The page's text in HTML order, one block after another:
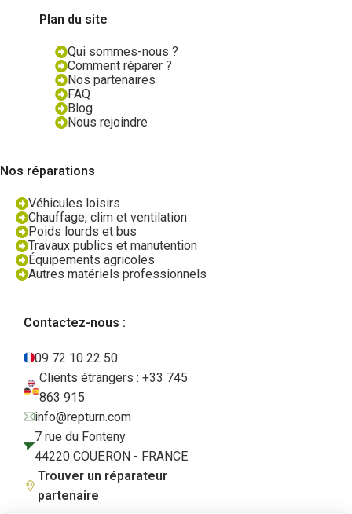
Plan du site
Qui sommes-nous ?
Comment réparer ?
Nos partenaires
FAQ
Blog
Nous rejoindre
Nos réparations
Véhicules loisirs
Chauffage, clim et ventilation
Poids lourds et bus
Travaux publics et manutention
Équipements agricoles
Autres matériels professionnels
Contactez-nous :
09 72 10 22 50
Clients étrangers : +33 745
863 915
info@repturn.com
7 rue du Fonteny
44220 COUËRON - FRANCE
Trouver un réparateur
partenaire